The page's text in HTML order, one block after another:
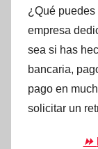
¿Qué puedes
empresa
sea si has
bancaria,
pago en
solicitar un
⏩